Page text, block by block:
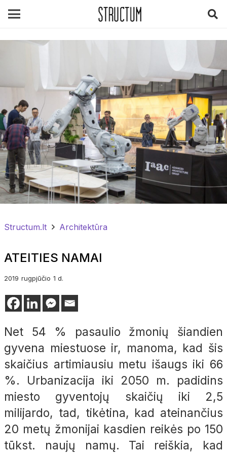
Structum.lt Architektūra
ATEITIES NAMAI
2019 rugpjūčio 1 d.
Net 54 % pasaulio žmonių šiandien
gyvena miestuose ir, manoma, kad šis
skaičius artimiausiu metu išaugs iki 66
%. Urbanizacija iki 2050 m. padidins
miesto gyventojų skaičių iki 2,5
milijardo, tad, tikėtina, kad ateinančius
20 metų žmonijai kasdien reikės po 150
tūkst. naujų namų. Tai reiškia, kad